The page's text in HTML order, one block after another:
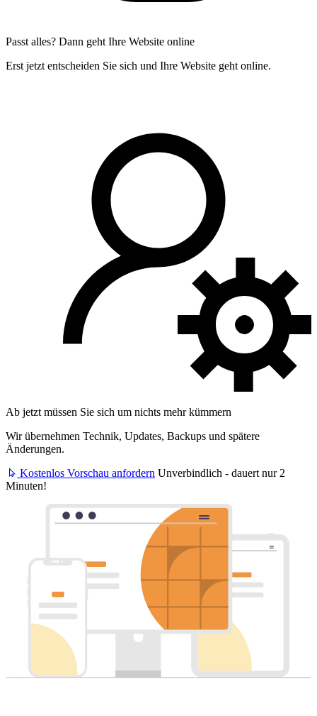
Passt alles? Dann geht Ihre Website online
Erst jetzt entscheiden Sie sich und Ihre Website geht online.
Ab jetzt müssen Sie sich um nichts mehr kümmern
Wir übernehmen Technik, Updates, Backups und spätere
Änderungen.
Kostenlos Vorschau anfordern Unverbindlich - dauert nur 2
Minuten!